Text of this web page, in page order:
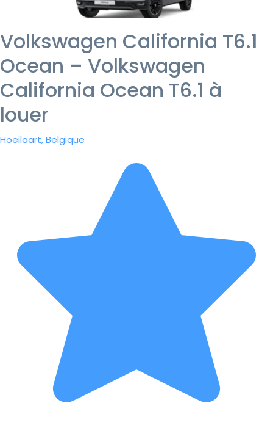
Volkswagen California T6.1
Ocean – Volkswagen
California Ocean T6.1 à
louer
Hoeilaart, Belgique